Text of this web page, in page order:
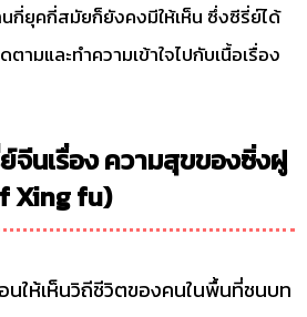
กี่ยุคกี่สมัยก็ยังคงมีให้เห็น ซึ่งซีรี่ย์ได้
ามและทำความเข้าใจไปกับเนื้อเรื่อง
จีนเรื่อง ความสุขของซิ่งฝู
Xing fu)
นให้เห็นวิถีชีวิตของคนในพื้นที่ชนบท